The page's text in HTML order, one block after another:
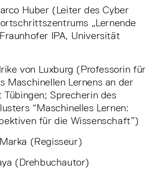
Huber (Leiter des Cyber
„Lernende
IPA, Universität
von Luxburg (Professorin für
Maschinellen Lernens an der
Tübingen; Sprecherin des
“Maschinelles Lernen:
für die Wissenschaft”)
(Regisseur)
(Drehbuchautor)